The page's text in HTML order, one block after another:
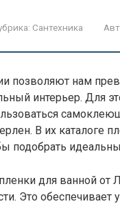
Сантехника
позволяют нам
интерьер. Для
В их каталоге
подобрать
для ванной от
Это обеспечивает